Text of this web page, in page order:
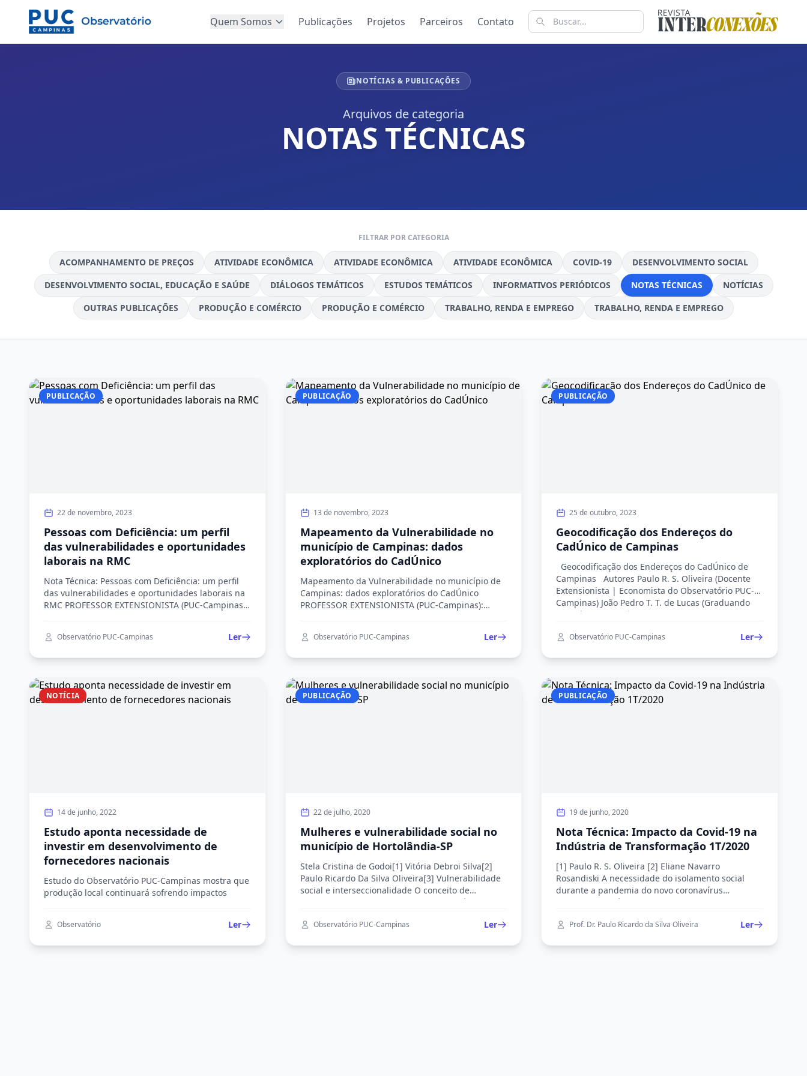
Quem Somos Publicações Projetos Parceiros Contato
NOTÍCIAS & PUBLICAÇÕES
Arquivos de categoria
NOTAS TÉCNICAS
FILTRAR POR CATEGORIA
ACOMPANHAMENTO DE PREÇOS ATIVIDADE ECONÔMICA ATIVIDADE ECONÔMICA ATIVIDADE ECONÔMICA COVID-19
DESENVOLVIMENTO SOCIAL
DESENVOLVIMENTO SOCIAL, EDUCAÇÃO E SAÚDE
DIÁLOGOS TEMÁTICOS ESTUDOS TEMÁTICOS INFORMATIVOS PERIÓDICOS NOTAS TÉCNICAS
NOTÍCIAS
OUTRAS PUBLICAÇÕES
PRODUÇÃO E COMÉRCIO PRODUÇÃO E COMÉRCIO TRABALHO, RENDA E EMPREGO TRABALHO, RENDA E EMPREGO
PUBLICAÇÃO
22 de novembro, 2023
Pessoas com Deficiência: um perfil
das vulnerabilidades e oportunidades
laborais na RMC
Nota Técnica: Pessoas com Deficiência: um perfil
das vulnerabilidades e oportunidades laborais na
RMC PROFESSOR EXTENSIONISTA (PUC-Campinas):
Caricilli Matheus Augusto de Souza Alexandre
Observatório PUC-Campinas Ler
PUBLICAÇÃO
13 de novembro, 2023
Mapeamento da Vulnerabilidade no
município de Campinas: dados
exploratórios do CadÚnico
Mapeamento da Vulnerabilidade no município de
Campinas: dados exploratórios do CadÚnico
PROFESSOR EXTENSIONISTA (PUC-Campinas):
nota é apresentar uma caracterização de cinco
Observatório PUC-Campinas Ler
PUBLICAÇÃO
25 de outubro, 2023
Geocodificação dos Endereços do
CadÚnico de Campinas
Geocodificação dos Endereços do CadÚnico de
Campinas Autores Paulo R. S. Oliveira (Docente
Extensionista | Economista do Observatório PUC-
Campinas) João Pedro T. T. de Lucas (Graduando
em Ciências Econômicas | Bolsista da Fundação
Raquel Alonso (Socióloga | Analista de Inteligência
(Graduando […]
Observatório PUC-Campinas Ler
NOTÍCIA
14 de junho, 2022
Estudo aponta necessidade de
investir em desenvolvimento de
fornecedores nacionais
Estudo do Observatório PUC-Campinas mostra que
produção local continuará sofrendo impactos
Observatório Ler
PUBLICAÇÃO
22 de julho, 2020
Mulheres e vulnerabilidade social no
município de Hortolândia-SP
Stela Cristina de Godoi[1] Vitória Debroi Silva[2]
Paulo Ricardo Da Silva Oliveira[3] Vulnerabilidade
social e interseccionalidade O conceito de
vulnerabilidade social surge no fim do século XX e
modificações no mundo do trabalho e
desemprego estrutural, subemprego etc. A
Observatório PUC-Campinas Ler
PUBLICAÇÃO
19 de junho, 2020
Nota Técnica: Impacto da Covid-19 na
Indústria de Transformação 1T/2020
[1] Paulo R. S. Oliveira [2] Eliane Navarro
Rosandiski A necessidade do isolamento social
durante a pandemia do novo coronavírus
certamente terá impactos significativos sobre a
ressaltar que a economia brasileira está em crise
decrescimento e baixo crescimento da atividade
Prof. Dr. Paulo Ricardo da Silva Oliveira Ler